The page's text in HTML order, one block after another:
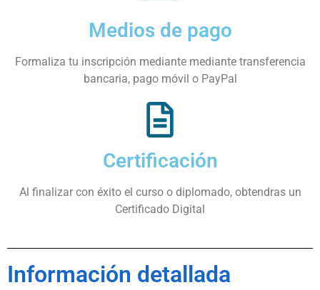
Medios de pago
Formaliza tu inscripción mediante mediante transferencia
bancaria, pago móvil o PayPal
Certificación
Al finalizar con éxito el curso o diplomado, obtendras un
Certificado Digital
Información detallada